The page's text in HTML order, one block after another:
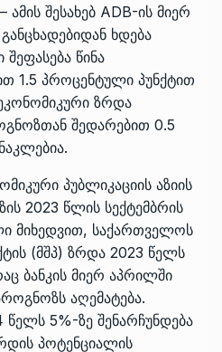
შესახებ ADB-ის მიერ
ხდება
წინა
1.5 პროცენტული პუნქტით
ზრდა
შედარებით 0.5
პუბლიკაციის აზიის
2023 წლის სექტემბრის
მიხედვით, საქართველოს
(მშპ) ზრდა 2023 წელს
ბანკის მიერ აპრილში
აღემატება.
5%-ზე შენარჩუნდება
პოტენციალის